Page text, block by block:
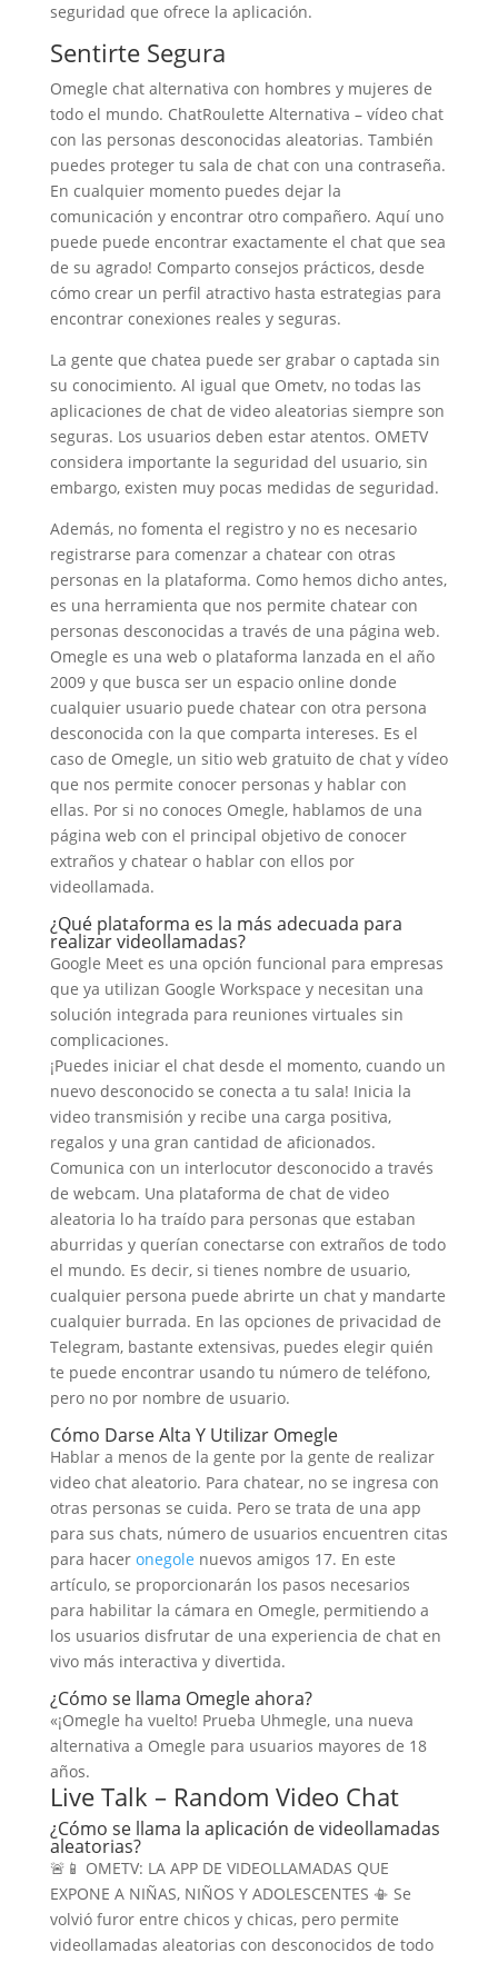
seguridad que ofrece la aplicación.
Sentirte Segura
Omegle chat alternativa con hombres y mujeres de
todo el mundo. ChatRoulette Alternativa – vídeo chat
con las personas desconocidas aleatorias. También
puedes proteger tu sala de chat con una contraseña.
En cualquier momento puedes dejar la
comunicación y encontrar otro compañero. Aquí uno
puede puede encontrar exactamente el chat que sea
de su agrado! Comparto consejos prácticos, desde
cómo crear un perfil atractivo hasta estrategias para
encontrar conexiones reales y seguras.
La gente que chatea puede ser grabar o captada sin
su conocimiento. Al igual que Ometv, no todas las
aplicaciones de chat de video aleatorias siempre son
seguras. Los usuarios deben estar atentos. OMETV
considera importante la seguridad del usuario, sin
embargo, existen muy pocas medidas de seguridad.
Además, no fomenta el registro y no es necesario
registrarse para comenzar a chatear con otras
personas en la plataforma. Como hemos dicho antes,
es una herramienta que nos permite chatear con
personas desconocidas a través de una página web.
Omegle es una web o plataforma lanzada en el año
2009 y que busca ser un espacio online donde
cualquier usuario puede chatear con otra persona
desconocida con la que comparta intereses. Es el
caso de Omegle, un sitio web gratuito de chat y vídeo
que nos permite conocer personas y hablar con
ellas. Por si no conoces Omegle, hablamos de una
página web con el principal objetivo de conocer
extraños y chatear o hablar con ellos por
videollamada.
¿Qué plataforma es la más adecuada para
realizar videollamadas?
Google Meet es una opción funcional para empresas
que ya utilizan Google Workspace y necesitan una
solución integrada para reuniones virtuales sin
complicaciones.
¡Puedes iniciar el chat desde el momento, cuando un
nuevo desconocido se conecta a tu sala! Inicia la
video transmisión y recibe una carga positiva,
regalos y una gran cantidad de aficionados.
Comunica con un interlocutor desconocido a través
de webcam. Una plataforma de chat de video
aleatoria lo ha traído para personas que estaban
aburridas y querían conectarse con extraños de todo
el mundo. Es decir, si tienes nombre de usuario,
cualquier persona puede abrirte un chat y mandarte
cualquier burrada. En las opciones de privacidad de
Telegram, bastante extensivas, puedes elegir quién
te puede encontrar usando tu número de teléfono,
pero no por nombre de usuario.
Cómo Darse Alta Y Utilizar Omegle
Hablar a menos de la gente por la gente de realizar
video chat aleatorio. Para chatear, no se ingresa con
otras personas se cuida. Pero se trata de una app
para sus chats, número de usuarios encuentren citas
para hacer onegole nuevos amigos 17. En este
artículo, se proporcionarán los pasos necesarios
para habilitar la cámara en Omegle, permitiendo a
los usuarios disfrutar de una experiencia de chat en
vivo más interactiva y divertida.
¿Cómo se llama Omegle ahora?
«¡Omegle ha vuelto! Prueba Uhmegle, una nueva
alternativa a Omegle para usuarios mayores de 18
años.
Live Talk – Random Video Chat
¿Cómo se llama la aplicación de videollamadas
aleatorias?
🚨📱 OMETV: LA APP DE VIDEOLLAMADAS QUE
EXPONE A NIÑAS, NIÑOS Y ADOLESCENTES 📳 Se
volvió furor entre chicos y chicas, pero permite
videollamadas aleatorias con desconocidos de todo